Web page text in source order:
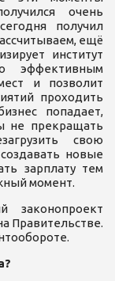
очень
получил
ещё
институт
эффективным
и позволит
проходить
попадает,
не прекращать
свою
новые
зарплату тем
момент.
Правительстве.